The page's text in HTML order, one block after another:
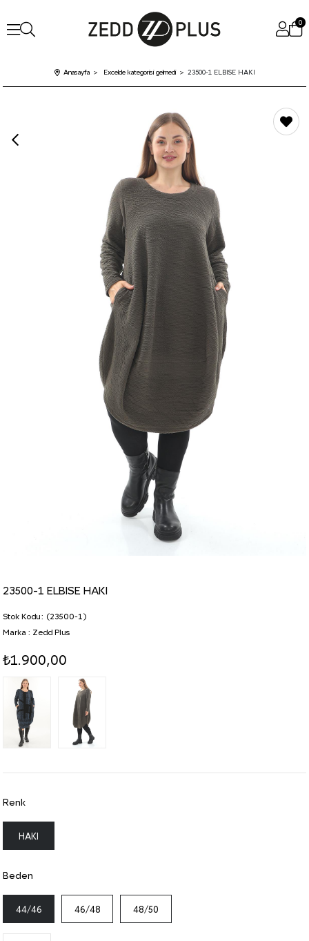
0
Anasayfa Excelde kategorisi gelmedi 23500-1 ELBISE HAKI
23500-1 ELBISE HAKI
(23500-1)
Stok Kodu
Marka : Zedd Plus
₺1.900,00
Renk
HAKI
Beden
44/46 46/48 48/50